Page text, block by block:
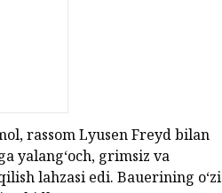
rassom Lyusen Freyd bilan
yalang‘och, grimsiz va
lahzasi edi. Bauerining o‘zi